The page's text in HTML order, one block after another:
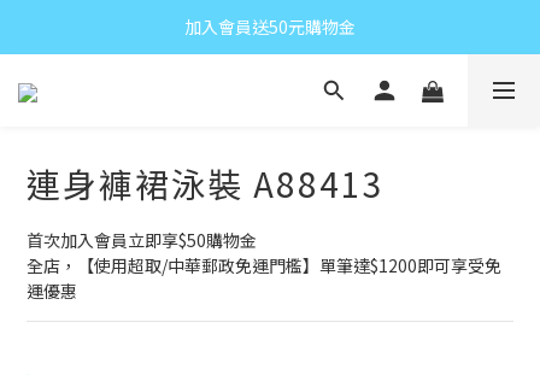
加入會員送50元購物金
連身褲裙泳裝 A88413
首次加入會員立即享$50購物金
全店，【使用超取/中華郵政免運門檻】單筆達$1200即可享受免
運優惠